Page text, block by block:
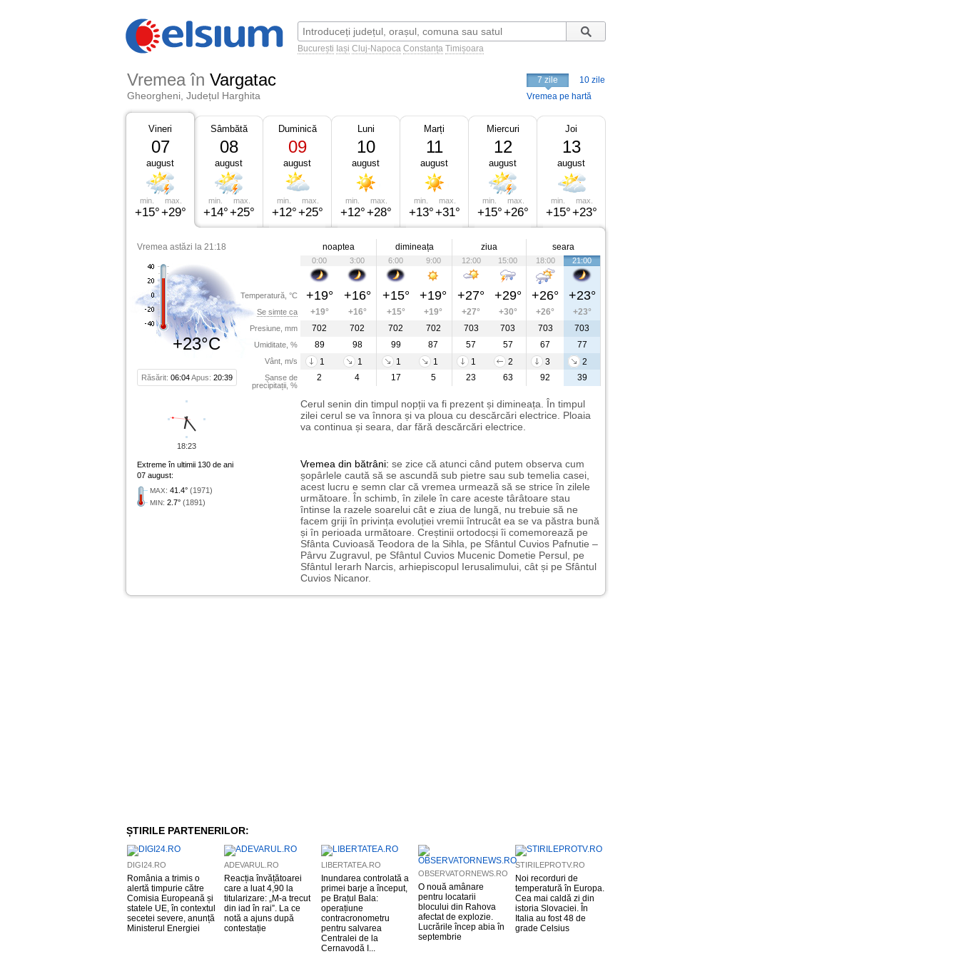
București Iași Cluj-Napoca Constanța Timișoara
Vremea în Vargatac
Gheorgheni, Județul Harghita
7 zile
10 zile
Vremea pe hartă
Vineri
07
august
min.
+15°
max.
+29°
Sâmbătă
08
august
min.
+14°
max.
+25°
Duminică
09
august
min.
+12°
max.
+25°
Luni
10
august
min.
+12°
max.
+28°
Marți
11
august
min.
+13°
max.
+31°
Miercuri
12
august
min.
+15°
max.
+26°
Joi
13
august
min.
+15°
max.
+23°
Vremea astăzi la 21:18
+23°C
Răsărit: 06:04Apus: 20:39
Temperatură, °C
Se simte ca
Presiune, mm
Umiditate, %
Vânt, m/s
Șanse de
precipitații, %
noaptea dimineața ziua seara
0:00 3:00 6:00 9:00 12:00 15:00 18:00 21:00
+19° +16° +15° +19° +27° +29° +26° +23°
+19° +16° +15° +19° +27° +30° +26°
+23°
702
702 702 702 703 703 703
703
89
98 99 87 57 57 67
77
1
1 1 1 1 2 3
2
2
4 17 5 23 63 92 39
Cerul senin din timpul nopții va fi prezent și dimineața. În timpul
zilei cerul se va înnora și va ploua cu descărcări electrice. Ploaia
va continua și seara, dar fără descărcări electrice.
Extreme în ultimii 130 de ani
07 august:
MAX: 41.4° (1971)
MIN: 2.7° (1891)
Vremea din bătrâni: se zice că atunci când putem observa cum
șopârlele caută să se ascundă sub pietre sau sub temelia casei,
acest lucru e semn clar că vremea urmează să se strice în zilele
următoare. În schimb, în zilele în care aceste târâtoare stau
întinse la razele soarelui cât e ziua de lungă, nu trebuie să ne
facem griji în privința evoluției vremii întrucât ea se va păstra bună
și în perioada următoare. Creștinii ortodocși îi comemorează pe
Sfânta Cuvioasă Teodora de la Sihla, pe Sfântul Cuvios Pafnutie –
Pârvu Zugravul, pe Sfântul Cuvios Mucenic Dometie Persul, pe
Sfântul Ierarh Narcis, arhiepiscopul Ierusalimului, cât și pe Sfântul
Cuvios Nicanor.
18:23
ȘTIRILE PARTENERILOR:
DIGI24.RO
România a trimis o
alertă timpurie către
Comisia Europeană și
statele UE, în contextul
secetei severe, anunță
Ministerul Energiei
ADEVARUL.RO
Reacția învățătoarei
care a luat 4,90 la
titularizare: „M-a trecut
din iad în rai”. La ce
notă a ajuns după
contestație
LIBERTATEA.RO
Inundarea controlată a
primei barje a început,
pe Brațul Bala:
operațiune
contracronometru
pentru salvarea
Centralei de la
Cernavodă I...
OBSERVATORNEWS.RO
O nouă amânare
pentru locatarii
blocului din Rahova
afectat de explozie.
Lucrările încep abia în
septembrie
STIRILEPROTV.RO
Noi recorduri de
temperatură în Europa.
Cea mai caldă zi din
istoria Slovaciei. În
Italia au fost 48 de
grade Celsius